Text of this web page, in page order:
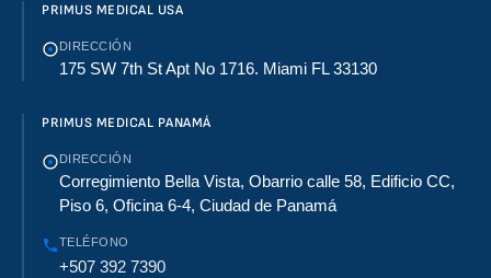
PRIMUS MEDICAL USA
DIRECCIÓN
175 SW 7th St Apt No 1716. Miami FL 33130
PRIMUS MEDICAL PANAMÁ
DIRECCIÓN
Corregimiento Bella Vista, Obarrio calle 58, Edificio CC,
Piso 6, Oficina 6-4, Ciudad de Panamá
TELÉFONO
+507 392 7390